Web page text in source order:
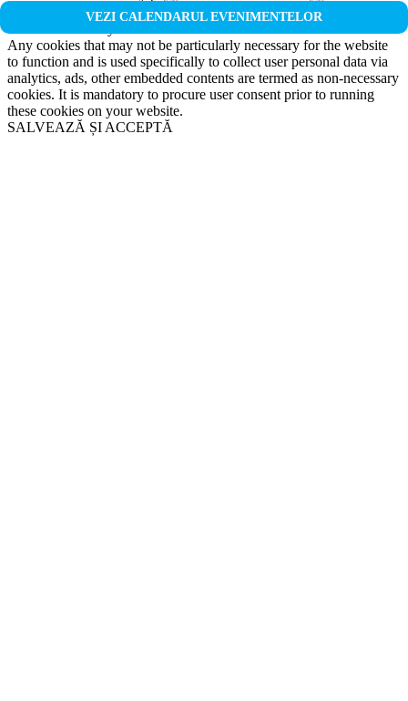
VEZI CALENDARUL EVENIMENTELOR
Non-necessary
Any cookies that may not be particularly necessary for the website
to function and is used specifically to collect user personal data via
analytics, ads, other embedded contents are termed as non-necessary
cookies. It is mandatory to procure user consent prior to running
these cookies on your website.
SALVEAZĂ ȘI ACCEPTĂ